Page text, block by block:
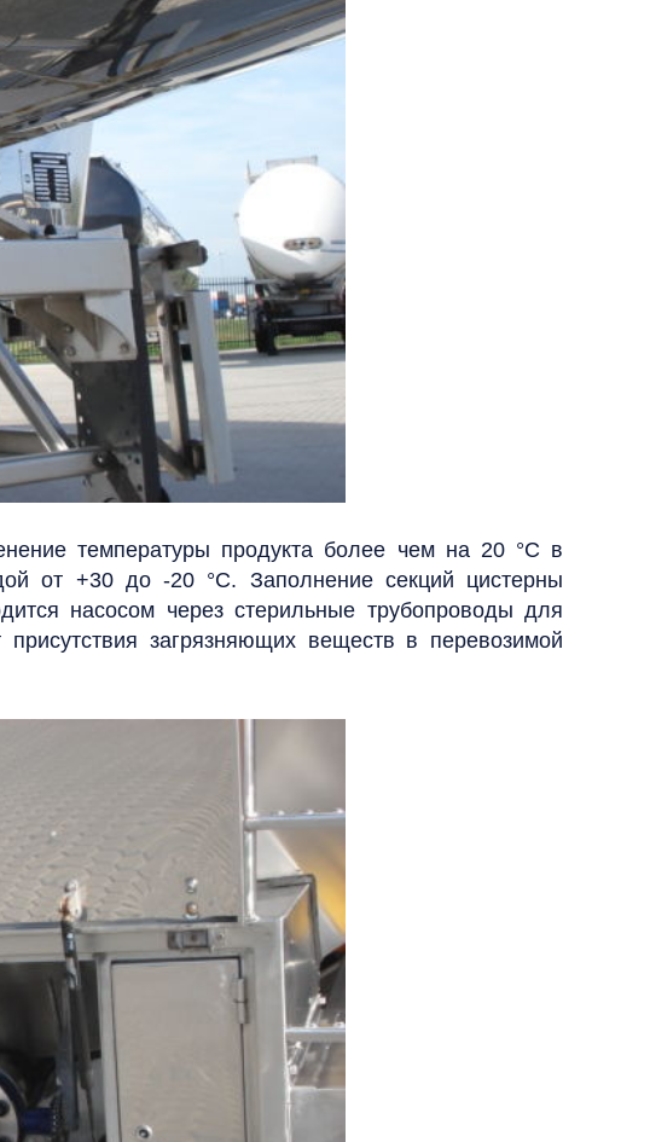
температуры продукта более чем на 20 °C в
от +30 до -20 °C. Заполнение секций цистерны
насосом через стерильные трубопроводы для
загрязняющих веществ в перевозимой